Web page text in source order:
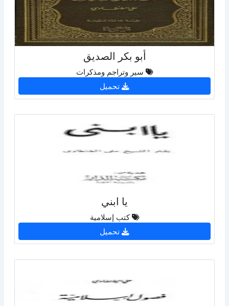
أبو بكر الصديق
سير وتراجم ومذكرات
تحميل
يا ابني
كتب إسلامية
تحميل